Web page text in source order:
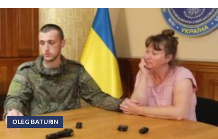
OLEG BATURIN